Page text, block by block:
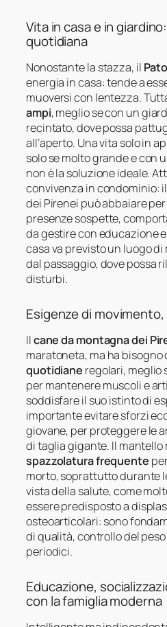
Vita in casa e in
quotidiana
Nonostante la stazza, il
energia in casa: tende a
muoversi con lentezza.
ampi, meglio se con un
recintato, dove possa
all’aperto. Una vita solo in
solo se molto grande e con
non è la soluzione ideale.
convivenza in condominio:
dei Pirenei può abbaiare
presenze sospette,
da gestire con educazione
casa va previsto un luogo
dal passaggio, dove possa
disturbi.
Esigenze di
Ilcane da montagna dei
maratoneta, ma ha bisogno
quotidiane regolari, meglio
per mantenere muscoli e
soddisfare il suo istinto di
importante evitare sforzi
giovane, per proteggere le
di taglia gigante. Il mantello
spazzolatura frequente
morto, soprattutto durante
vista della salute, come
essere predisposto a
osteoarticolari: sono
di qualità, controllo del
periodici.
Educazione,
con la famiglia moderna